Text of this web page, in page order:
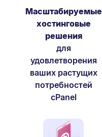
Масштабируемые
хостинговые
решения
для
удовлетворения
ваших растущих
потребностей
cPanel